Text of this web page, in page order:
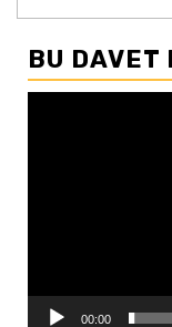
BU DAVET
00:00